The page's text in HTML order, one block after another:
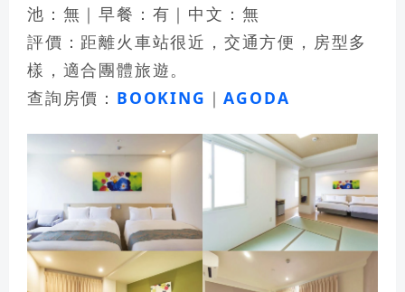
池：無｜早餐：有｜中文：無
評價：距離火車站很近，交通方便，房型多
樣，適合團體旅遊。
查詢房價： BOOKING ｜AGODA